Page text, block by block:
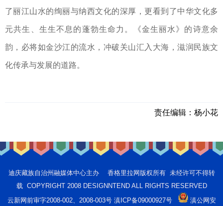
了丽江山水的绚丽与纳西文化的深厚，更看到了中华文化多
元共生、生生不息的蓬勃生命力。《金生丽水》的诗意余
韵，必将如金沙江的流水，冲破关山汇入大海，滋润民族文
化传承与发展的道路。
责任编辑： 杨小花
迪庆藏族自治州融媒体中心主办 香格里拉网版权所有 未经许可不得转
载 COPYRIGHT 2008 DESIGNNTEND ALL RIGHTS RESERVED
云新网前审字2008-002、2008-003号 滇ICP备09000927号
滇公网安